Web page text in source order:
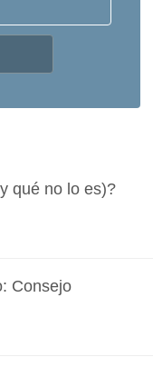
qué no lo es)?
Consejo